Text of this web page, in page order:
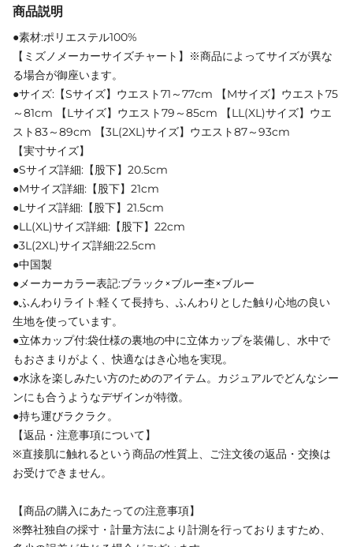
商品説明
●素材:ポリエステル100%
【ミズノメーカーサイズチャート】※商品によってサイズが異な
る場合が御座います。
●サイズ:【Sサイズ】ウエスト71～77cm 【Mサイズ】ウエスト75
～81cm 【Lサイズ】ウエスト79～85cm 【LL(XL)サイズ】ウエ
スト83～89cm 【3L(2XL)サイズ】ウエスト87～93cm
【実寸サイズ】
●Sサイズ詳細:【股下】20.5cm
●Mサイズ詳細:【股下】21cm
●Lサイズ詳細:【股下】21.5cm
●LL(XL)サイズ詳細:【股下】22cm
●3L(2XL)サイズ詳細:22.5cm
●中国製
●メーカーカラー表記:ブラック×ブルー杢×ブルー
●ふんわりライト:軽くて長持ち、ふんわりとした触り心地の良い
生地を使っています。
●立体カップ付:袋仕様の裏地の中に立体カップを装備し、水中で
もおさまりがよく、快適なはき心地を実現。
●水泳を楽しみたい方のためのアイテム。カジュアルでどんなシー
ンにも合うようなデザインが特徴。
●持ち運びラクラク。
【返品・注意事項について】
※直接肌に触れるという商品の性質上、ご注文後の返品・交換は
お受けできません。
【商品の購入にあたっての注意事項】
※弊社独自の採寸・計量方法により計測を行っておりますため、